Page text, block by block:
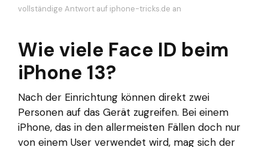
vollständige Antwort auf iphone-tricks.de an
Wie viele Face ID beim
iPhone 13?
Nach der Einrichtung können direkt zwei
Personen auf das Gerät zugreifen. Bei einem
iPhone, das in den allermeisten Fällen doch nur
von einem User verwendet wird, mag sich der